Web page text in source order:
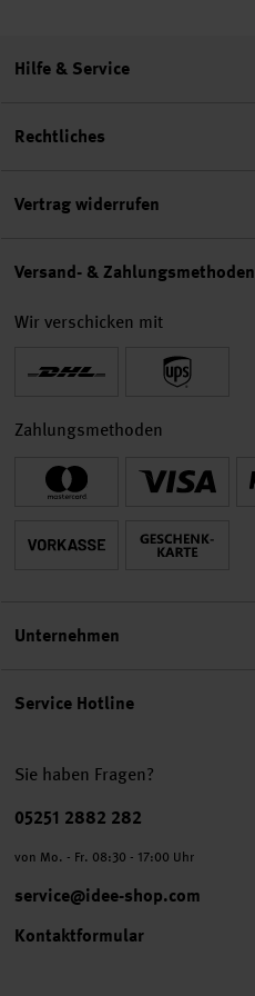
Service Hotline
Sie haben Fragen?
Telefonnummer
05251 2882 282
von Mo. - Fr. 08:30 - 17:00 Uhr
service@idee-shop.com
Kontaktformular
Hilfe & Service
Rechtliches
Vertrag widerrufen
Versand- & Zahlungsmethoden
Wir verschicken mit
Zahlungsmethoden
Unternehmen